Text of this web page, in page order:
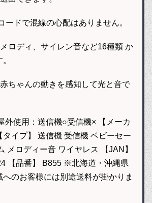
ードで混線の心配はありません。
ロディ、サイレン音など16種類 か
赤ちゃんの動きを感知して光と音で
外使用：送信機○受信機× 【メーカ
タイプ】 送信機 受信機 ベビーセー
メロディー音 ワイヤレス 【JAN】
【品番】 B855 ※北海道・沖縄県
へのお客様には別途送料が掛かりま